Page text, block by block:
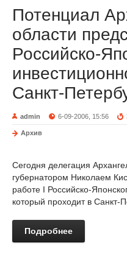
Потенциал
области
Российско-
Санкт-
admin 6-09-2006, 15:56
Архив
Сегодня делегация
губернатором Николаем
работе I Российско-
который проходит в Санкт-
Подробнее